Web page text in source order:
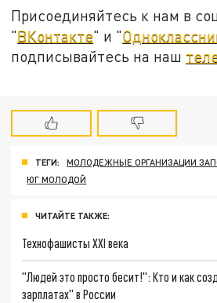
Присоединяйтесь к нам в
"ВКонтакте" и "
подписывайтесь на наш
ТЕГИ:
МОЛОДЕЖНЫЕ ОРГАНИЗАЦИИ
ЮГ МОЛОДОЙ
ЧИТАЙТЕ ТАКЖЕ:
Технофашисты XXI века
"Людей это просто бесит!": Кто и как
зарплатах" в России